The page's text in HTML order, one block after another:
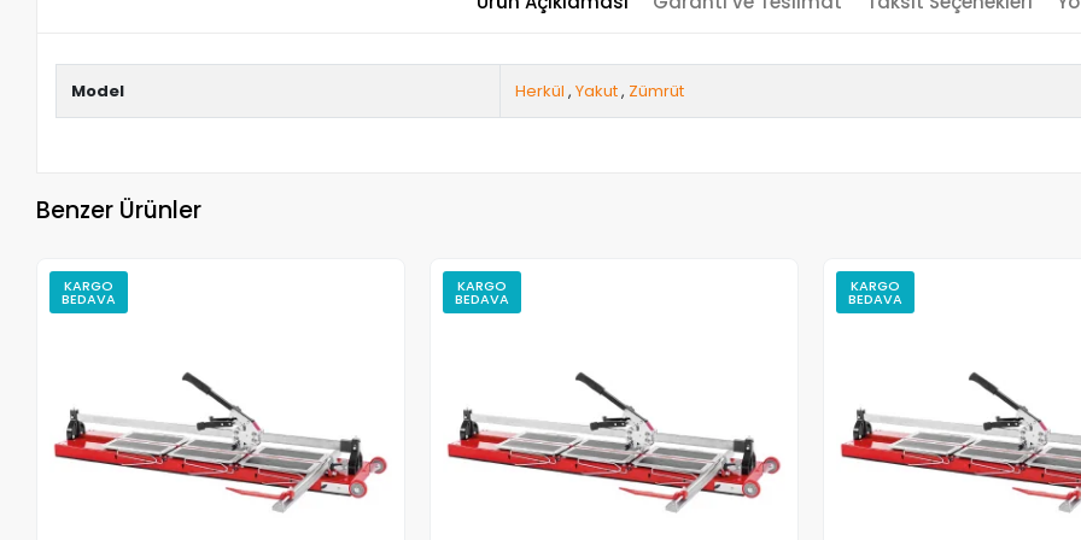
Model Herkül ,Yakut, Zümrüt
Benzer Ürünler
KARGO
BEDAVA
KARGO
BEDAVA
KARGO
BEDAVA